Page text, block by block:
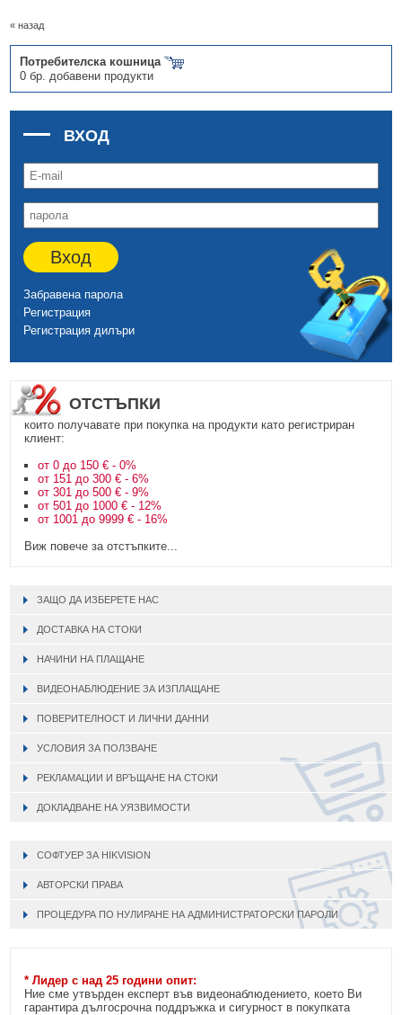
« назад
Потребителска кошница
0 бр. добавени продукти
ВХОД
Вход
Забравена парола
Регистрация
Регистрация дилъри
ОТСТЪПКИ
които получавате при покупка на продукти като регистриран
клиент:
от 0 до 150 € - 0%
от 151 до 300 € - 6%
от 301 до 500 € - 9%
от 501 до 1000 € - 12%
от 1001 до 9999 € - 16%
Виж повече за отстъпките...
ЗАЩО ДА ИЗБЕРЕТЕ НАС
ДОСТАВКА НА СТОКИ
НАЧИНИ НА ПЛАЩАНЕ
ВИДЕОНАБЛЮДЕНИЕ ЗА ИЗПЛАЩАНЕ
ПОВЕРИТЕЛНОСТ И ЛИЧНИ ДАННИ
УСЛОВИЯ ЗА ПОЛЗВАНЕ
РЕКЛАМАЦИИ И ВРЪЩАНЕ НА СТОКИ
ДОКЛАДВАНЕ НА УЯЗВИМОСТИ
СОФТУЕР ЗА HIKVISION
АВТОРСКИ ПРАВА
ПРОЦЕДУРА ПО НУЛИРАНЕ НА АДМИНИСТРАТОРСКИ ПАРОЛИ
* Лидер с над 25 години опит:
Ние сме утвърден експерт във видеонаблюдението, което Ви
гарантира дългосрочна поддръжка и сигурност в покупката